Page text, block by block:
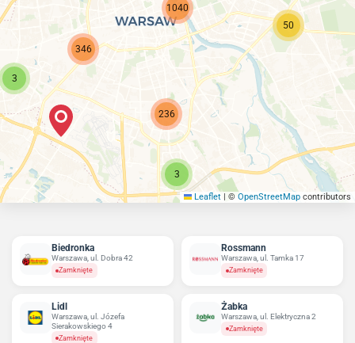
50
1040
236
346
3
3
Leaflet | © OpenStreetMap contributors
Biedronka
Warszawa, ul. Dobra 42
Zamknięte
Rossmann
Warszawa, ul. Tamka 17
Zamknięte
Lidl
Warszawa, ul. Józefa
Sierakowskiego 4
Zamknięte
Żabka
Warszawa, ul. Elektryczna 2
Zamknięte